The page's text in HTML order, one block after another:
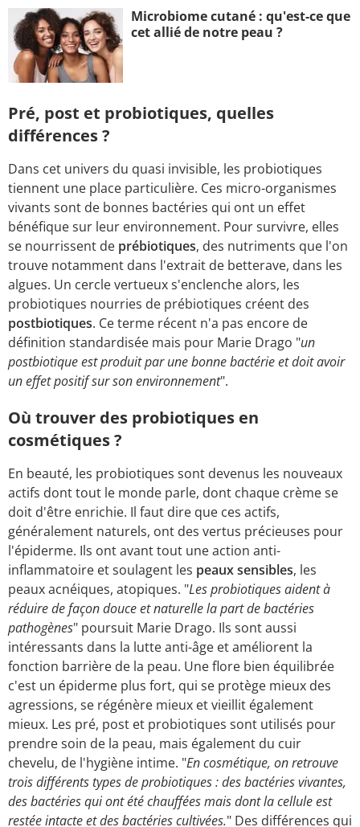
Microbiome cutané : qu'est-ce que
cet allié de notre peau ?
Pré, post et probiotiques, quelles
différences ?
Dans cet univers du quasi invisible, les probiotiques
tiennent une place particulière. Ces micro-organismes
vivants sont de bonnes bactéries qui ont un effet
bénéfique sur leur environnement. Pour survivre, elles
se nourrissent de prébiotiques, des nutriments que l'on
trouve notamment dans l'extrait de betterave, dans les
algues. Un cercle vertueux s'enclenche alors, les
probiotiques nourries de prébiotiques créent des
postbiotiques. Ce terme récent n'a pas encore de
définition standardisée mais pour Marie Drago "un
postbiotique est produit par une bonne bactérie et doit avoir
un effet positif sur son environnement".
Où trouver des probiotiques en
cosmétiques ?
En beauté, les probiotiques sont devenus les nouveaux
actifs dont tout le monde parle, dont chaque crème se
doit d'être enrichie. Il faut dire que ces actifs,
généralement naturels, ont des vertus précieuses pour
l'épiderme. Ils ont avant tout une action anti-
inflammatoire et soulagent les peaux sensibles, les
peaux acnéiques, atopiques. "Les probiotiques aident à
réduire de façon douce et naturelle la part de bactéries
pathogènes" poursuit Marie Drago. Ils sont aussi
intéressants dans la lutte anti-âge et améliorent la
fonction barrière de la peau. Une flore bien équilibrée
c'est un épiderme plus fort, qui se protège mieux des
agressions, se régénère mieux et vieillit également
mieux. Les pré, post et probiotiques sont utilisés pour
prendre soin de la peau, mais également du cuir
chevelu, de l'hygiène intime. "En cosmétique, on retrouve
trois différents types de probiotiques : des bactéries vivantes,
des bactéries qui ont été chauffées mais dont la cellule est
restée intacte et des bactéries cultivées." Des différences qui